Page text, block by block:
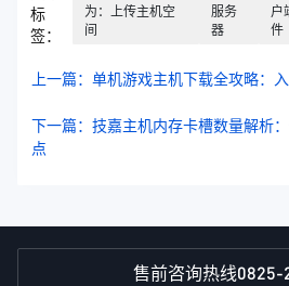
标
签：
为：上传主机空
间
服务
器
户
件
上一篇：单机游戏主机下载全攻略：
下一篇：技嘉主机内存卡槽数量解析
点
售前咨询热线0825-